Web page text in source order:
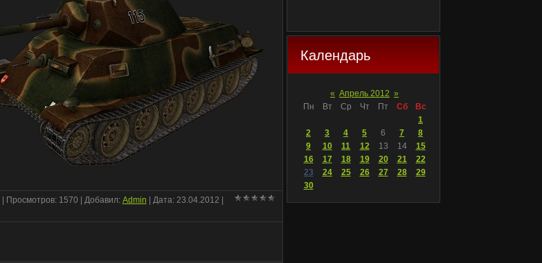
Календарь
« Апрель 2012 »
Пн
Вт Ср Чт Пт Сб
Вс
1
2
3 4 5 6 7
8
9
10 11 12 13 14
15
16
17 18 19 20 21
22
23
24 25 26 27 28
29
30
| Просмотров: 1570 | Добавил: Admin | Дата: 23.04.2012